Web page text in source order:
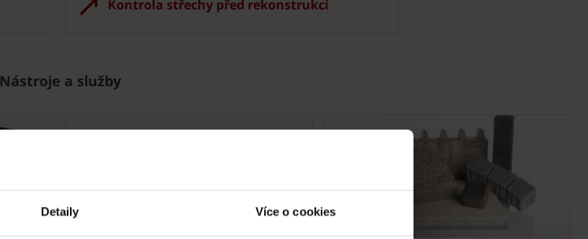
Detaily Více o cookies
Kontrola střechy před rekonstrukcí
Nástroje a služby